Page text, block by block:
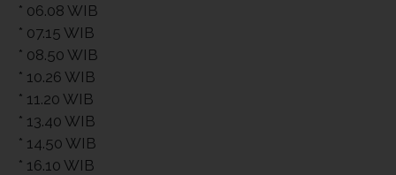
* 06.08 WIB
* 07.15 WIB
* 08.50 WIB
* 10.26 WIB
* 11.20 WIB
* 13.40 WIB
* 14.50 WIB
* 16.10 WIB